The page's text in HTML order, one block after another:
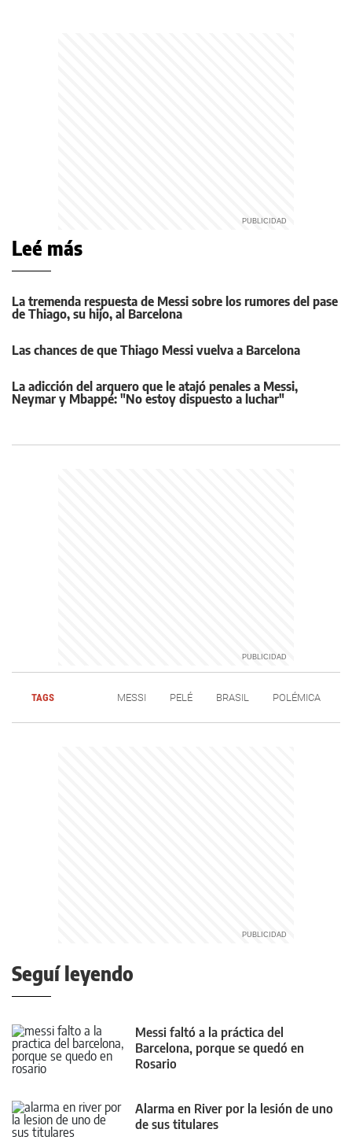
Leé más
La tremenda respuesta de Messi sobre los rumores del pase
de Thiago, su hijo, al Barcelona
Las chances de que Thiago Messi vuelva a Barcelona
La adicción del arquero que le atajó penales a Messi,
Neymar y Mbappé: "No estoy dispuesto a luchar"
TAGS MESSI PELÉ BRASIL POLÉMICA
Seguí leyendo
Messi faltó a la práctica del
Barcelona, porque se quedó en
Rosario
Alarma en River por la lesión de uno
de sus titulares